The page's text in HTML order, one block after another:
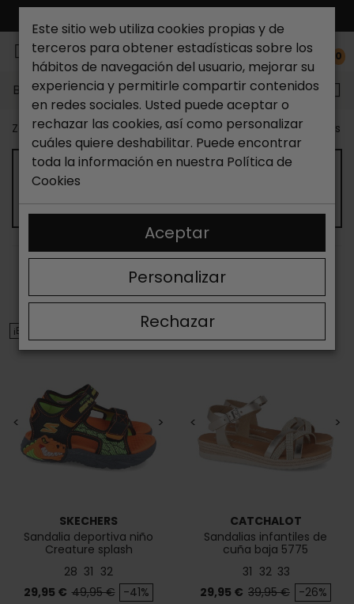
0
Buscar...
Zapateria Catchalot Outlet zapatos Outlet zapatos
OUTLET DE SANDALIAS DE NIÑO
Mostrando 13-24 de 35 artículo(s)
< >
SKECHERS
Sandalia deportiva niño
Creature splash
28 31 32
Precio
29,95 € Precio base
49,95 € -41%
¡EN OFERTA!
< >
CATCHALOT
Sandalias infantiles de
cuña baja 5775
31 32 33
Precio
29,95 € Precio base
39,95 € -26%
¡EN OFERTA!
Este sitio web utiliza cookies propias y de
terceros para obtener estadísticas sobre los
hábitos de navegación del usuario, mejorar su
experiencia y permitirle compartir contenidos
en redes sociales. Usted puede aceptar o
rechazar las cookies, así como personalizar
cuáles quiere deshabilitar. Puede encontrar
toda la información en nuestra Política de
Cookies
Rechazar
Personalizar
Aceptar